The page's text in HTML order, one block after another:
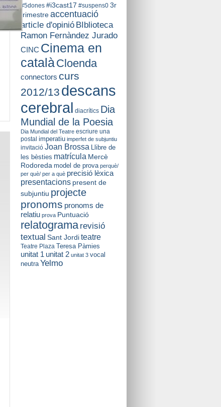
#5dones #i3cast17 #suspens0 3r
trimestre accentuació
article d'opinió BIblioteca
Ramon Fernàndez Jurado
CINC Cinema en
catalàCloenda
connectors curs
2012/13 descans
cerebral diacrítics Dia
Mundial de la Poesia
Dia Mundial del Teatre escriure una
postal imperatiu imperfet de subjuntiu
invitació Joan Brossa
Llibre de
les bèsties matrícula Mercè
Rodoreda model de prova perquè/
per què/ per a què precisió lèxica
presentacions present de
subjuntiu projecte
pronoms pronoms de
relatiu prova Puntuació
relatograma revisió
textual Sant Jordi teatre
Teatre Plaza Teresa Pàmies
unitat 1 unitat 2 unitat 3 vocal
neutra Yelmo